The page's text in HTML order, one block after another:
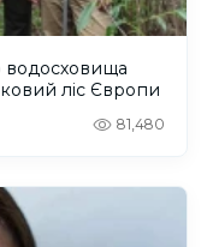
водосховища
ліс Європи
81,480